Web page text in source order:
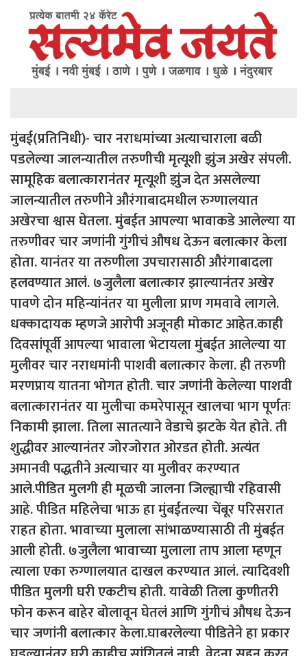
मुंबई(प्रतिनिधी)- चार नराधमांच्या अत्याचाराला बळी
पडलेल्या जालन्यातील तरुणीची मृत्यूशी झुंज अखेर संपली.
सामूहिक बलात्कारानंतर मृत्यूशी झुंज देत असलेल्या
जालन्यातील तरुणीने औरंगाबादमधील रुग्णालयात
अखेरचा श्वास घेतला. मुंबईत आपल्या भावाकडे आलेल्या या
तरुणीवर चार जणांनी गुंगीचं औषध देऊन बलात्कार केला
होता. यानंतर या तरुणीला उपचारासाठी औरंगाबादला
हलवण्यात आलं. ७जुलैला बलात्कार झाल्यानंतर अखेर
पावणे दोन महिन्यांनंतर या मुलीला प्राण गमवावे लागले.
धक्कादायक म्हणजे आरोपी अजूनही मोकाट आहेत.काही
दिवसांपूर्वी आपल्या भावाला भेटायला मुंबईत आलेल्या या
मुलीवर चार नराधमांनी पाशवी बलात्कार केला. ही तरुणी
मरणप्राय यातना भोगत होती. चार जणांनी केलेल्या पाशवी
बलात्कारानंतर या मुलीचा कमरेपासून खालचा भाग पूर्णतः
निकामी झाला. तिला सातत्याने वेडाचे झटके येत होते. ती
शुद्धीवर आल्यानंतर जोरजोरात ओरडत होती. अत्यंत
अमानवी पद्धतीने अत्याचार या मुलीवर करण्यात
आले.पीडित मुलगी ही मूळची जालना जिल्ह्याची रहिवासी
आहे. पीडित महिलेचा भाऊ हा मुंबईतल्या चेंबूर परिसरात
राहत होता. भावाच्या मुलाला सांभाळण्यासाठी ती मुंबईत
आली होती. ७जुलैला भावाच्या मुलाला ताप आला म्हणून
त्याला एका रुग्णालयात दाखल करण्यात आलं. त्यादिवशी
पीडित मुलगी घरी एकटीच होती. यावेळी तिला कुणीतरी
फोन करून बाहेर बोलावून घेतलं आणि गुंगीचं औषध देऊन
चार जणांनी बलात्कार केला.घाबरलेल्या पीडितेने हा प्रकार